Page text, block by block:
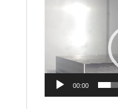
Lecteur
00:00